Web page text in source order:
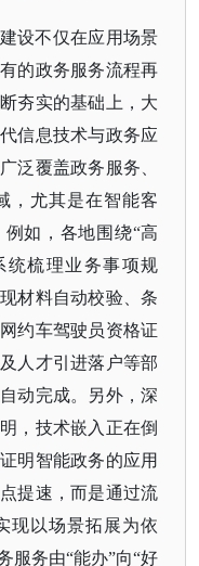
设不仅在应用场景
的政务服务流程再
夯实的基础上，大
信息技术与政务应
泛覆盖政务服务、
，尤其是在智能客
例如，各地围绕“高
统梳理业务事项规
材料自动校验、条
约车驾驶员资格证
人才引进落户等部
动完成。另外，深
，技术嵌入正在倒
明智能政务的应用
提速，而是通过流
现以场景拓展为依
服务由“能办”向“好